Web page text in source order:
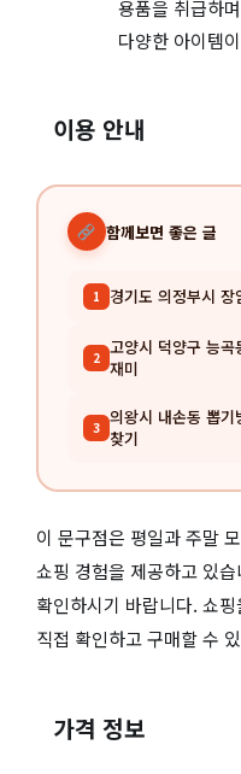
용품을 취급하
다양한 아이템
이용 안내
함께보면 좋은 글
1 경기도 의정부시
2 고양시 덕양구 능
재미
3 의왕시 내손동 뽑
찾기
이 문구점은 평일과 주말
쇼핑 경험을 제공하고 있
확인하시기 바랍니다. 쇼
직접 확인하고 구매할 수
가격 정보